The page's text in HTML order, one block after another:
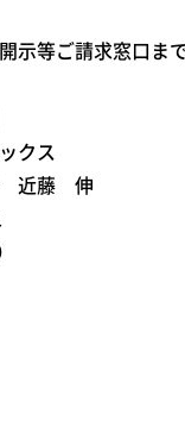
示等ご請求窓口ま
クス
近藤 伸